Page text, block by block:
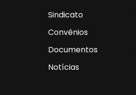
Sindicato
Convênios
Documentos
Notícias